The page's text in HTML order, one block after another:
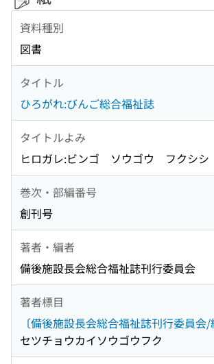
資料種別
図書
タイトル
ひろがれ:びんご総合福祉誌
タイトルよみ
ヒロガレ:ビンゴ ソウゴウ フクシシ
巻次・部編番号
創刊号
著者・編者
備後施設長会総合福祉誌刊行委員会
著者標目
〔備後施設長会総合福祉誌刊行委員会/
セツチョウカイソウゴウフク